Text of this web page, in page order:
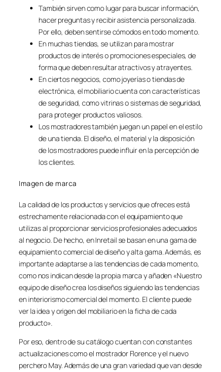
También sirven como lugar para buscar información,
hacer preguntas y recibir asistencia personalizada.
Por ello, deben sentirse cómodos en todo momento.
En muchas tiendas, se utilizan para mostrar
productos de interés o promociones especiales, de
forma que deben resultar atractivos y atrayentes.
En ciertos negocios, como joyerías o tiendas de
electrónica, el mobiliario cuenta con características
de seguridad, como vitrinas o sistemas de seguridad,
para proteger productos valiosos.
Los mostradores también juegan un papel en el estilo
de una tienda. El diseño, el material y la disposición
de los mostradores puede influir en la percepción de
los clientes.
Imagen de marca
La calidad de los productos y servicios que ofreces está
estrechamente relacionada con el equipamiento que
utilizas al proporcionar servicios profesionales adecuados
al negocio. De hecho, en Inretail se basan en una gama de
equipamiento comercial de diseño y alta gama. Además, es
importante adaptarse a las tendencias de cada momento,
como nos indican desde la propia marca y añaden «Nuestro
equipo de diseño crea los diseños siguiendo las tendencias
en interiorismo comercial del momento. El cliente puede
ver la idea y origen del mobiliario en la ficha de cada
producto».
Por eso, dentro de su catálogo cuentan con constantes
actualizaciones como el mostrador Florence y el nuevo
perchero May. Además de una gran variedad que van desde